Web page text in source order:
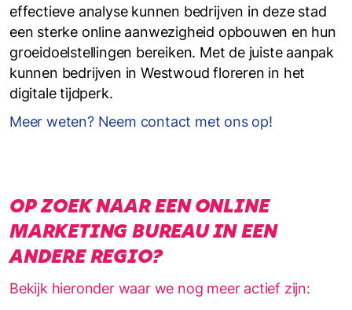
effectieve analyse kunnen bedrijven in deze stad
een sterke online aanwezigheid opbouwen en hun
groeidoelstellingen bereiken. Met de juiste aanpak
kunnen bedrijven in Westwoud floreren in het
digitale tijdperk.
Meer weten? Neem contact met ons op!
OP ZOEK NAAR EEN ONLINE
MARKETING BUREAU IN EEN
ANDERE REGIO?
Bekijk hieronder waar we nog meer actief zijn: